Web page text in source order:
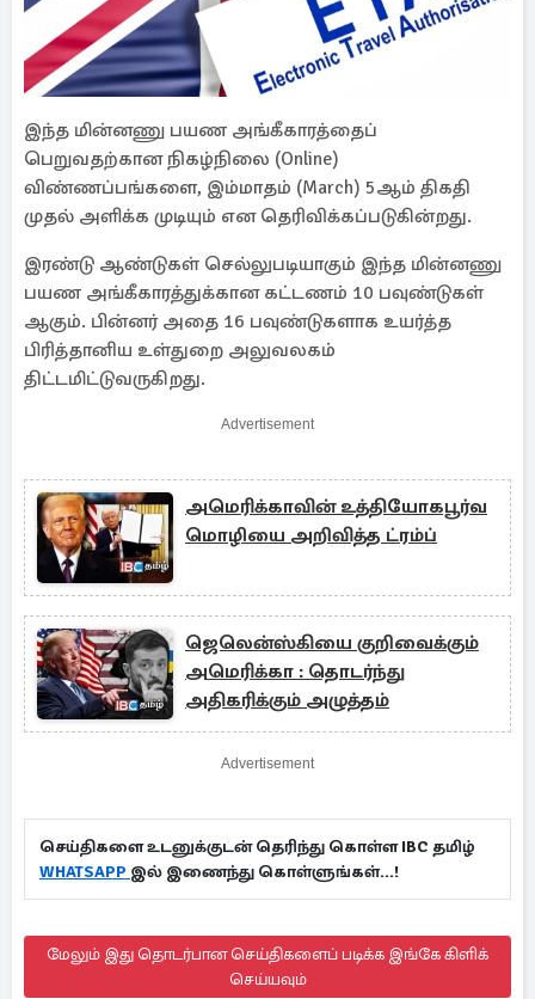
இந்த மின்னணு பயண அங்கீகாரத்தைப்
பெறுவதற்கான நிகழ்நிலை (Online)
விண்ணப்பங்களை, இம்மாதம் (March) 5ஆம் திகதி
முதல் அளிக்க முடியும் என தெரிவிக்கப்படுகின்றது.
இரண்டு ஆண்டுகள் செல்லுபடியாகும் இந்த மின்னணு
பயண அங்கீகாரத்துக்கான கட்டணம் 10 பவுண்டுகள்
ஆகும். பின்னர் அதை 16 பவுண்டுகளாக உயர்த்த
பிரித்தானிய உள்துறை அலுவலகம்
திட்டமிட்டுவருகிறது.
Advertisement
அமெரிக்காவின் உத்தியோகபூர்வ
மொழியை அறிவித்த ட்ரம்ப்
ஜெலென்ஸ்கியை குறிவைக்கும்
அமெரிக்கா : தொடர்ந்து
அதிகரிக்கும் அழுத்தம்
Advertisement
செய்திகளை உடனுக்குடன் தெரிந்து கொள்ள IBC தமிழ்
WHATSAPP இல் இணைந்து கொள்ளுங்கள்...!
மேலும் இது தொடர்பான செய்திகளைப் படிக்க இங்கே கிளிக்
செய்யவும்